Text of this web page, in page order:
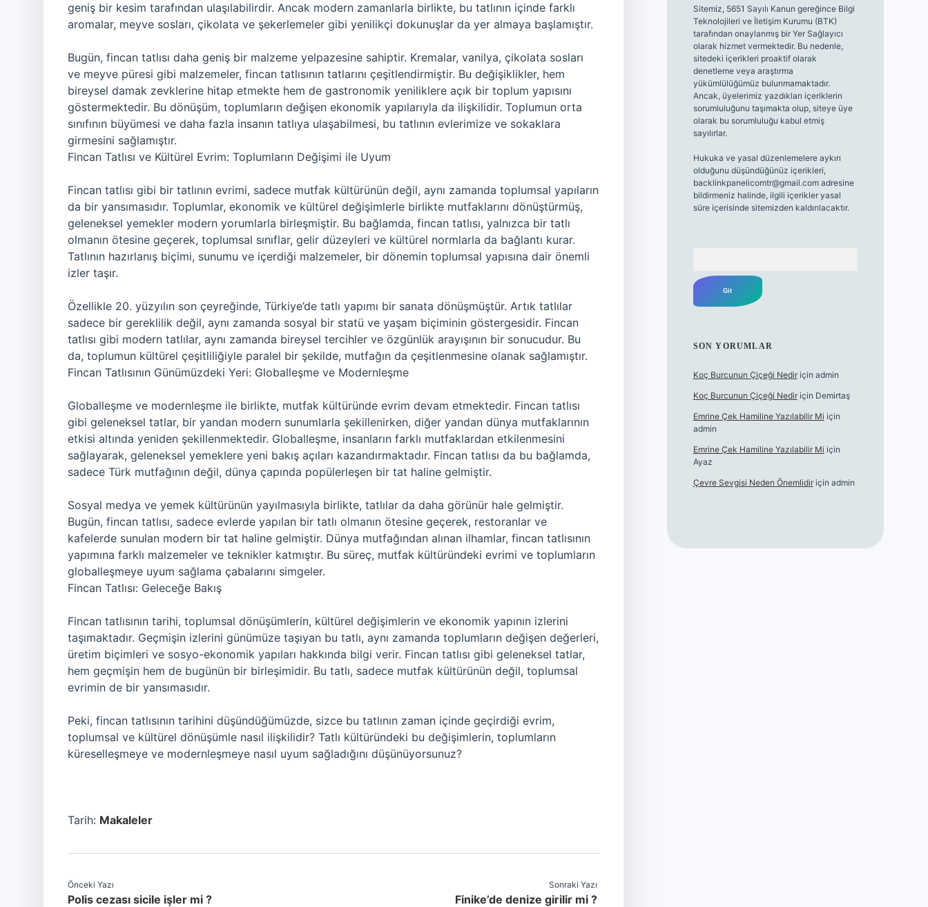
geniş bir kesim tarafından ulaşılabilirdir. Ancak modern zamanlarla birlikte, bu tatlının içinde farklı
aromalar, meyve sosları, çikolata ve şekerlemeler gibi yenilikçi dokunuşlar da yer almaya başlamıştır.
Bugün, fincan tatlısı daha geniş bir malzeme yelpazesine sahiptir. Kremalar, vanilya, çikolata sosları
ve meyve püresi gibi malzemeler, fincan tatlısının tatlarını çeşitlendirmiştir. Bu değişiklikler, hem
bireysel damak zevklerine hitap etmekte hem de gastronomik yeniliklere açık bir toplum yapısını
göstermektedir. Bu dönüşüm, toplumların değişen ekonomik yapılarıyla da ilişkilidir. Toplumun orta
sınıfının büyümesi ve daha fazla insanın tatlıya ulaşabilmesi, bu tatlının evlerimize ve sokaklara
girmesini sağlamıştır.
Fincan Tatlısı ve Kültürel Evrim: Toplumların Değişimi ile Uyum
Fincan tatlısı gibi bir tatlının evrimi, sadece mutfak kültürünün değil, aynı zamanda toplumsal yapıların
da bir yansımasıdır. Toplumlar, ekonomik ve kültürel değişimlerle birlikte mutfaklarını dönüştürmüş,
geleneksel yemekler modern yorumlarla birleşmiştir. Bu bağlamda, fincan tatlısı, yalnızca bir tatlı
olmanın ötesine geçerek, toplumsal sınıflar, gelir düzeyleri ve kültürel normlarla da bağlantı kurar.
Tatlının hazırlanış biçimi, sunumu ve içerdiği malzemeler, bir dönemin toplumsal yapısına dair önemli
izler taşır.
Özellikle 20. yüzyılın son çeyreğinde, Türkiye’de tatlı yapımı bir sanata dönüşmüştür. Artık tatlılar
sadece bir gereklilik değil, aynı zamanda sosyal bir statü ve yaşam biçiminin göstergesidir. Fincan
tatlısı gibi modern tatlılar, aynı zamanda bireysel tercihler ve özgünlük arayışının bir sonucudur. Bu
da, toplumun kültürel çeşitliliğiyle paralel bir şekilde, mutfağın da çeşitlenmesine olanak sağlamıştır.
Fincan Tatlısının Günümüzdeki Yeri: Globalleşme ve Modernleşme
Globalleşme ve modernleşme ile birlikte, mutfak kültüründe evrim devam etmektedir. Fincan tatlısı
gibi geleneksel tatlar, bir yandan modern sunumlarla şekillenirken, diğer yandan dünya mutfaklarının
etkisi altında yeniden şekillenmektedir. Globalleşme, insanların farklı mutfaklardan etkilenmesini
sağlayarak, geleneksel yemeklere yeni bakış açıları kazandırmaktadır. Fincan tatlısı da bu bağlamda,
sadece Türk mutfağının değil, dünya çapında popülerleşen bir tat haline gelmiştir.
Sosyal medya ve yemek kültürünün yayılmasıyla birlikte, tatlılar da daha görünür hale gelmiştir.
Bugün, fincan tatlısı, sadece evlerde yapılan bir tatlı olmanın ötesine geçerek, restoranlar ve
kafelerde sunulan modern bir tat haline gelmiştir. Dünya mutfağından alınan ilhamlar, fincan tatlısının
yapımına farklı malzemeler ve teknikler katmıştır. Bu süreç, mutfak kültüründeki evrimi ve toplumların
globalleşmeye uyum sağlama çabalarını simgeler.
Fincan Tatlısı: Geleceğe Bakış
Fincan tatlısının tarihi, toplumsal dönüşümlerin, kültürel değişimlerin ve ekonomik yapının izlerini
taşımaktadır. Geçmişin izlerini günümüze taşıyan bu tatlı, aynı zamanda toplumların değişen değerleri,
üretim biçimleri ve sosyo-ekonomik yapıları hakkında bilgi verir. Fincan tatlısı gibi geleneksel tatlar,
hem geçmişin hem de bugünün bir birleşimidir. Bu tatlı, sadece mutfak kültürünün değil, toplumsal
evrimin de bir yansımasıdır.
Peki, fincan tatlısının tarihini düşündüğümüzde, sizce bu tatlının zaman içinde geçirdiği evrim,
toplumsal ve kültürel dönüşümle nasıl ilişkilidir? Tatlı kültüründeki bu değişimlerin, toplumların
küreselleşmeye ve modernleşmeye nasıl uyum sağladığını düşünüyorsunuz?
Tarih: Makaleler
Önceki Yazı
Polis cezası sicile işler mi ?
Sonraki Yazı
Finike’de denize girilir mi ?
Sitemiz, 5651 Sayılı Kanun gereğince Bilgi
Teknolojileri ve İletişim Kurumu (BTK)
tarafından onaylanmış bir Yer Sağlayıcı
olarak hizmet vermektedir. Bu nedenle,
sitedeki içerikleri proaktif olarak
denetleme veya araştırma
yükümlülüğümüz bulunmamaktadır.
Ancak, üyelerimiz yazdıkları içeriklerin
sorumluluğunu taşımakta olup, siteye üye
olarak bu sorumluluğu kabul etmiş
sayılırlar.
Hukuka ve yasal düzenlemelere aykırı
olduğunu düşündüğünüz içerikleri,
backlinkpanelicomtr@gmail.comadresine
bildirmeniz halinde, ilgili içerikler yasal
süre içerisinde sitemizden kaldırılacaktır.
SON YORUMLAR
Koç Burcunun Çiçeği Nediriçin admin
Koç Burcunun Çiçeği Nediriçin Demirtaş
Emrine Çek Hamiline Yazılabilir Mi için
admin
Emrine Çek Hamiline Yazılabilir Mi için
Ayaz
Çevre Sevgisi Neden Önemlidiriçin admin